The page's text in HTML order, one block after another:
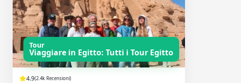
Tour
Viaggiare in Egitto: Tutti i Tour Egitto
4.9(2.4k Recensioni)